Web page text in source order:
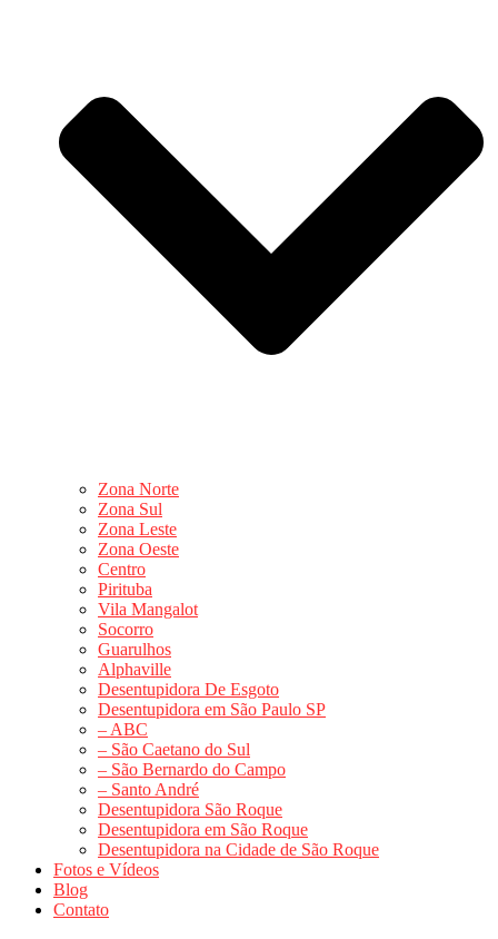
Zona Norte
Zona Sul
Zona Leste
Zona Oeste
Centro
Pirituba
Vila Mangalot
Socorro
Guarulhos
Alphaville
Desentupidora De Esgoto
Desentupidora em São Paulo SP
– ABC
– São Caetano do Sul
– São Bernardo do Campo
– Santo André
Desentupidora São Roque
Desentupidora em São Roque
Desentupidora na Cidade de São Roque
Fotos e Vídeos
Blog
Contato